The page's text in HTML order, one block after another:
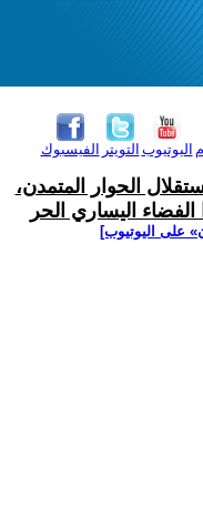
الفيسبوك التويتر اليوتيوب
الحوار المتمدن،
اليساري الحر
على اليوتيوب]